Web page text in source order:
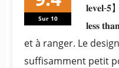
Sur 10
𝐥𝐞𝐯𝐞𝐥-
𝐥𝐞𝐬𝐬
et à ranger. Le
suffisamment petit